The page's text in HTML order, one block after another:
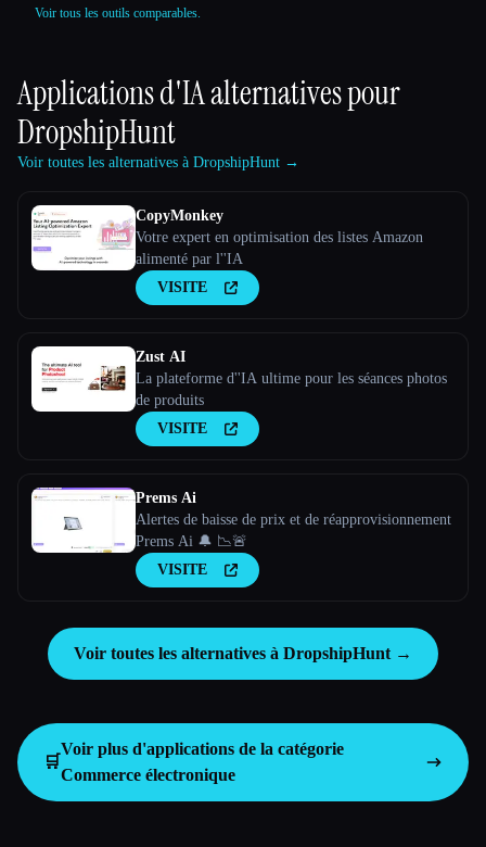
Voir tous les outils comparables.
Applications d'IA alternatives pour
DropshipHunt
Voir toutes les alternatives à DropshipHunt →
CopyMonkey
Votre expert en optimisation des listes Amazon
alimenté par l''IA
VISITE
Zust AI
La plateforme d''IA ultime pour les séances photos
de produits
VISITE
Prems Ai
Alertes de baisse de prix et de réapprovisionnement
Prems Ai 🔔 📉🚨
VISITE
Voir toutes les alternatives à DropshipHunt →
🛒
Voir plus d'applications de la catégorie
Commerce électronique